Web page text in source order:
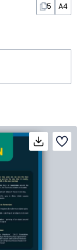
5 A4